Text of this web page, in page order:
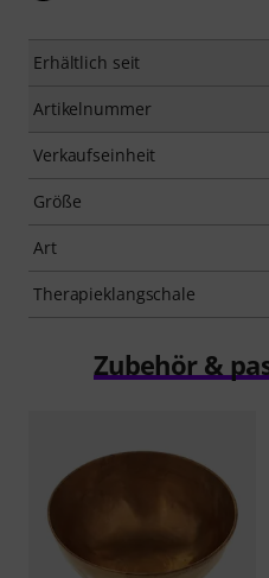
Erhältlich seit
Artikelnummer
Verkaufseinheit
Größe
Art
Therapieklangschale
Zubehör &